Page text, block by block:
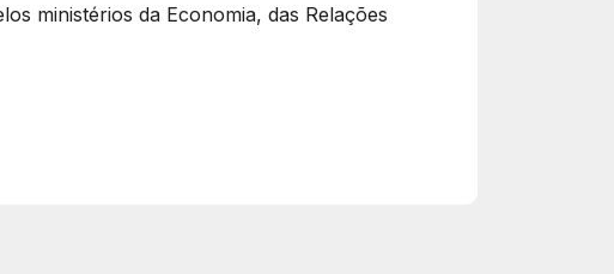
ministérios da Economia, das Relações